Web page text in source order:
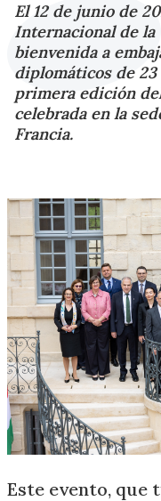
El 12 de junio de
Internacional de la
bienvenida a
diplomáticos de
primera edición
celebrada en la
Francia.
Este evento, que